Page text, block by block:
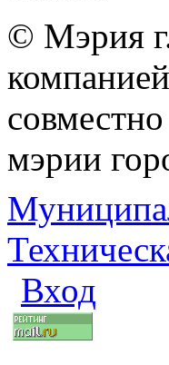
© Мэрия
компанией
мэрии
Вход